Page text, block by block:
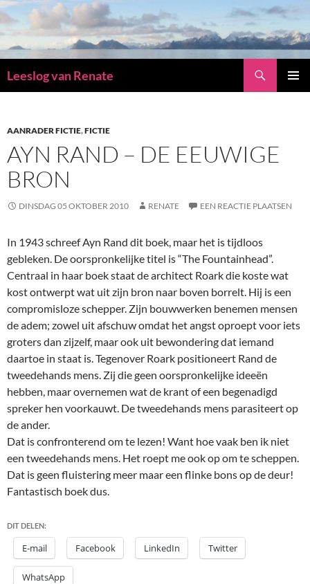
Leeslog van Renate
INHOUD
AANRADER FICTIE,FICTIE
AYN RAND – DE EEUWIGE
BRON
DINSDAG 05 OKTOBER 2010 RENATE EEN REACTIE PLAATSEN
In 1943 schreef Ayn Rand dit boek, maar het is tijdloos
gebleken. De oorspronkelijke titel is “The Fountainhead”.
Centraal in haar boek staat de architect Roark die koste wat
kost ontwerpt wat uit zijn bron naar boven borrelt. Hij is een
compromisloze schepper. Zijn bouwwerken benemen mensen
de adem; zowel uit afschuw omdat het angst oproept voor iets
groters dan zijzelf, maar ook uit bewondering dat iemand
daartoe in staat is. Tegenover Roark positioneert Rand de
tweedehands mens. Zij die geen oorspronkelijke ideeën
hebben, maar overnemen wat de krant of een begenadigd
spreker hen voorkauwt. De tweedehands mens parasiteert op
de ander.
Dat is confronterend om te lezen! Want hoe vaak ben ik niet
een tweedehands mens. Het roept me ook op om te scheppen.
Dat is geen fluistering meer maar een flinke bons op de deur!
Fantastisch boek dus.
DIT DELEN:
E-mail Facebook LinkedIn Twitter
WhatsApp